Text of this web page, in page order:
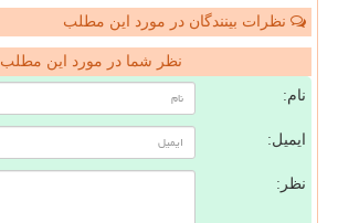
نظرات بینندگان در مورد این مطلب
نظر شما در مورد این مطلب
نام:
ایمیل:
نظر: